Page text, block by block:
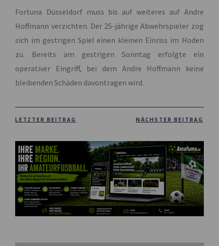
Fortuna Düsseldorf muss bis auf weiteres auf Andre
Hoffmann verzichten. Der 25-jährige Abwehrspieler zog
sich im gestrigen Spiel einen kleinen Einriss im Hoden
zu. Bereits am gestrigen Sonntag erfolgte ein
operativer Eingriff, bei dem Andre Hoffmann keine
bleibenden Schäden davontragen wird.
LETZTER BEITRAG NÄCHSTER BEITRAG